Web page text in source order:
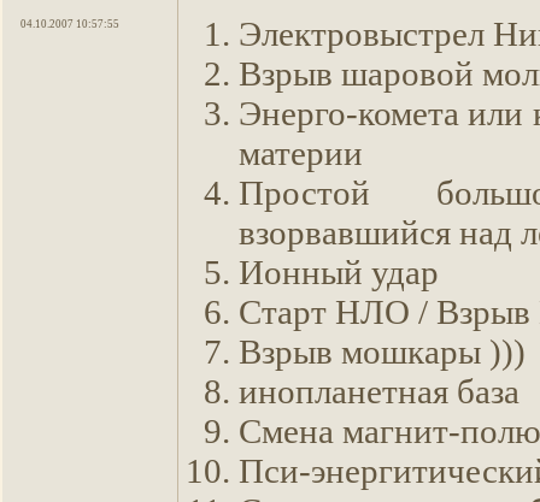
04.10.2007 10:57:55
Электровыстрел
Взрыв шаровой
Энерго-комета или
материи
Простой
взорвавшийся над
Ионный удар
Старт НЛО /
Взрыв мошкары )))
инопланетная база
Смена магнит-
Пси-